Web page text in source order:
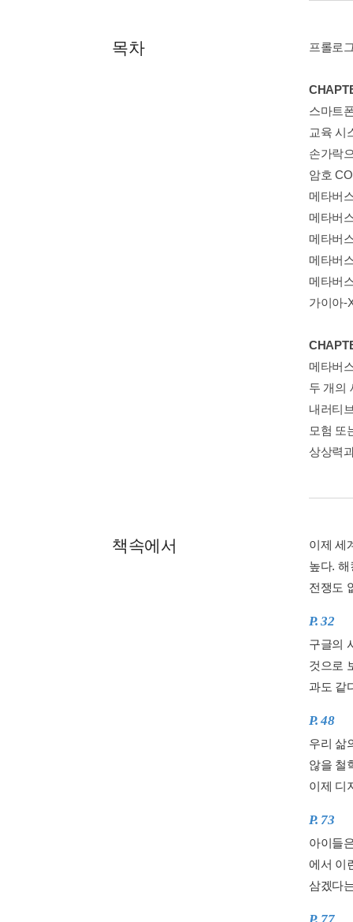
목차 프롤로
스마트
교육 시
손가락
암호
메타버
메타버
메타버
메타버
메타버
가이아-
메타버
두 개의
내러티
모험 또
상상력
책속에서
이제 세
높다.
전쟁도
P. 32
구글의
것으로
과도 같
P. 48
우리 삶
않을 철
이제 디
P. 73
아이들
에서 이
삼겠다